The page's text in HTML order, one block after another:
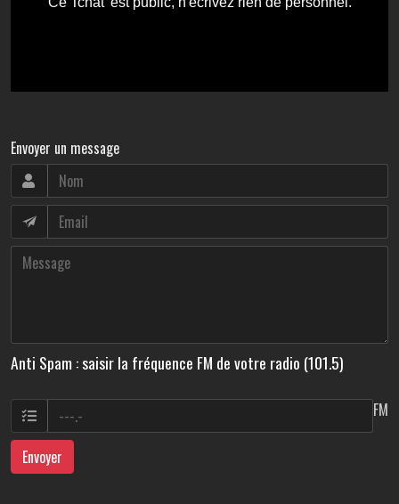
Envoyer un message
Anti Spam : saisir la fréquence FM de votre radio (101.5)
FM
Envoyer